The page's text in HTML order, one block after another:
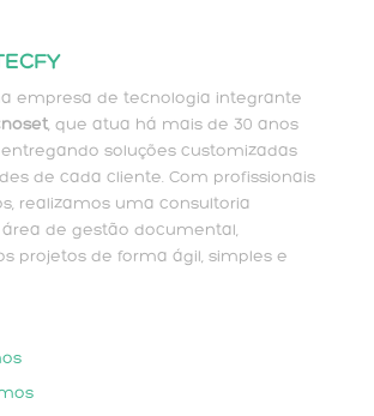
empresa de tecnologia integrante
, que atua há mais de 30 anos
soluções customizadas
de cada cliente. Com profissionais
realizamos uma consultoria
de gestão documental,
projetos de forma ágil, simples e